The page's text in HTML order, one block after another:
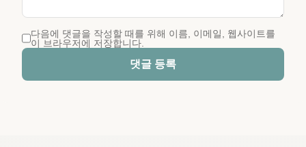
다음에 댓글을 작성할 때를 위해 이름, 이메일, 웹사이트를
이 브라우저에 저장합니다.
댓글 등록